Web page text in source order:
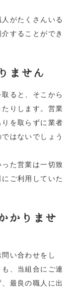
がたくさんいる
することができ
ません
ると、そこから
りします。営業
を取らずに業者
はないでしょう
た営業は一切致
ご利用していた
かりませ
い合わせをし
、当組合にご連
最良の職人に出